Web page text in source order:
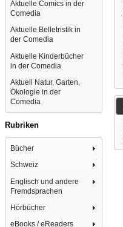
Aktuelle Comics in der
Comedia
Aktuelle Belletristik in
der Comedia
Aktuelle Kinderbücher
in der Comedia
Aktuell Natur, Garten,
Ökologie in der
Comedia
Rubriken
Bücher
Schweiz
Englisch und andere
Fremdsprachen
Hörbücher
eBooks / eReaders